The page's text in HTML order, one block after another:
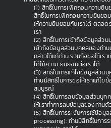
(1) สิทธิ์ในการเพิกถอนความ
สิทธิ์ในการเพิกถอนความยินยอ
ให้ความยินยอมกับเราได้ ตลอ
เรา
(2) สิทธิ์ในการเข้าถึงข้อมูลส่ว
เข้าถึงข้อมูลส่วนบุคคลของท่าน
กล่าวให้แก่ท่าน รวมถึงขอให้เร
ได้ให้ความ ยินยอมต่อเราได้
(3) สิทธิ์ในการแก้ไขข้อมูลส่ว
ท่านมีสิทธิ์ในการขอให้เราแก้ไ
สมบูรณ์
(4) สิทธิ์ในการลบข้อมูลส่วนบุค
ให้เราทำการลบข้อมูลของท่าน
(5) สิทธิ์ในการระงับการใช้ข้อ
processing): ท่านมีสิทธิ์ในกา